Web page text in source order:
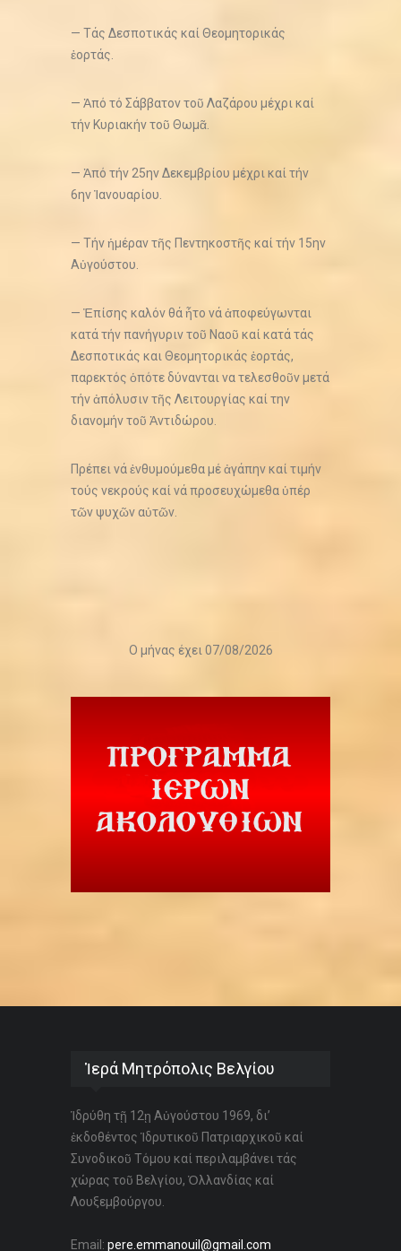
— Τάς Δεσποτικάς καί Θεομητορικάς
ἑορτάς.
— Ἀπό τό Σάββατον τοῦ Λαζάρου μέχρι καί
τήν Κυριακήν τοῦ Θωμᾶ.
— Ἀπό τήν 25ην Δεκεμβρίου μέχρι καί τήν
6ην Ἰανουαρίου.
— Τήν ἡμέραν τῆς Πεντηκοστῆς καί τήν 15ην
Αὐγούστου.
— Ἐπίσης καλόν θά ἦτο νά ἀποφεύγωνται
κατά τήν πανήγυριν τοῦ Ναοῦ καί κατά τάς
Δεσποτικάς και Θεομητορικάς ἑορτάς,
παρεκτός ὁπότε δύνανται να τελεσθοῦν μετά
τήν ἀπόλυσιν τῆς Λειτουργίας καί την
διανομήν τοῦ Ἀντιδώρου.
Πρέπει νά ἐνθυμούμεθα μέ ἀγάπην καί τιμήν
τούς νεκρούς καί νά προσευχώμεθα ὑπέρ
τῶν ψυχῶν αὐτῶν.
Ο μήνας έχει 07/08/2026
Ἱερά Μητρόπολις Βελγίου
Ἱδρύθη τῇ 12ῃ Αὐγούστου 1969, δι’
ἐκδοθέντος Ἱδρυτικοῦ Πατριαρχικοῦ καί
Συνοδικοῦ Τόμου καί περιλαμβάνει τάς
χώρας τοῦ Βελγίου, Ὁλλανδίας καί
Λουξεμβούργου.
Email: pere.emmanouil@gmail.com